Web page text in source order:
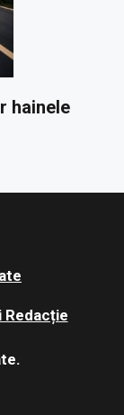
hainele
Redacție